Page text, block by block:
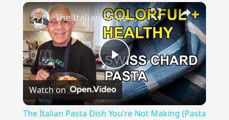
Unmute Fullscreen ×
Play
Video
The Italian Pasta Dish You’re Not Making (Pasta with Swiss Chard)
Watch on
The Italian Pasta Dish You’re Not Making (Pasta